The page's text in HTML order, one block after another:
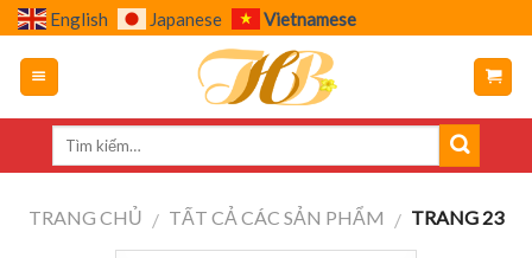
Skip
content
English Japanese Vietnamese
TRANG CHỦ / TẤT CẢ CÁC SẢN PHẨM / TRANG 23